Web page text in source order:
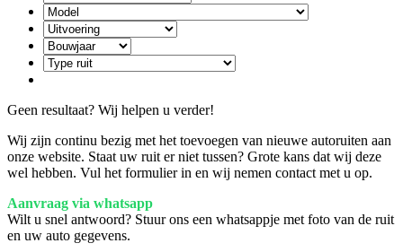
Geen resultaat? Wij helpen u verder!
Wij zijn continu bezig met het toevoegen van nieuwe autoruiten aan
onze website. Staat uw ruit er niet tussen? Grote kans dat wij deze
wel hebben. Vul het formulier in en wij nemen contact met u op.
Aanvraag via whatsapp
Wilt u snel antwoord? Stuur ons een whatsappje met foto van de ruit
en uw auto gegevens.